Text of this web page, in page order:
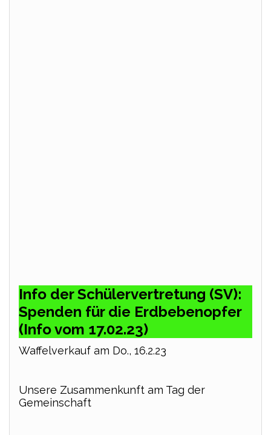
Info der Schülervertretung (SV):
Spenden für die Erdbebenopfer
(Info vom 17.02.23)
Waffelverkauf am Do., 16.2.23
Unsere Zusammenkunft am Tag der
Gemeinschaft